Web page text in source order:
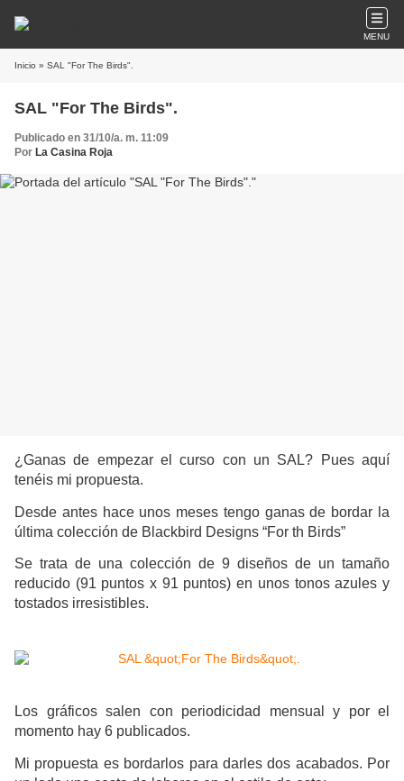
MENU
Inicio » SAL "For The Birds".
SAL "For The Birds".
Publicado en 31/10/a. m. 11:09
Por La Casina Roja
¿Ganas de empezar el curso con un SAL? Pues aquí
tenéis mi propuesta.
Desde antes hace unos meses tengo ganas de bordar la
última colección de Blackbird Designs “For th Birds”
Se trata de una colección de 9 diseños de un tamaño
reducido (91 puntos x 91 puntos) en unos tonos azules y
tostados irresistibles.
Los gráficos salen con periodicidad mensual y por el
momento hay 6 publicados.
Mi propuesta es bordarlos para darles dos acabados. Por